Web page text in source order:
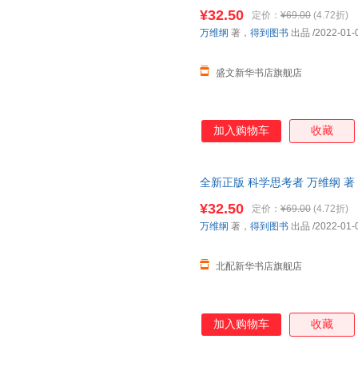
¥32.50 定价： ¥69.00 (4.72折)
盛文新华书店旗舰店
万维纲 著， 得到图书 出品 /2022-01-
加入购物车 收藏
全新正版 科学思考者 万维纲
¥32.50 定价： ¥69.00 (4.72折)
北配新华书店旗舰店
万维纲 著， 得到图书 出品 /2022-01-
加入购物车 收藏